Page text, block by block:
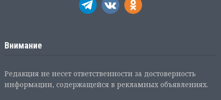
Внимание
Редакция не несет ответственности за достоверность
информации, содержащейся в рекламных объявлениях.